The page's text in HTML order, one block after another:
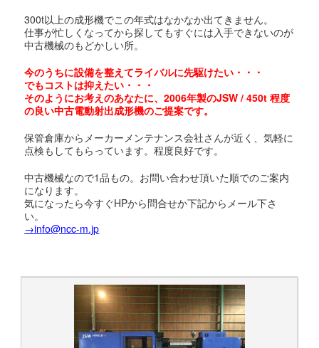
300t以上の成形機でこの年式はなかなか出てきません。
仕事が忙しくなってから探してもすぐには入手できないのが
中古機械のもどかしい所。
今のうちに設備を整えてライバルに先駆けたい・・・
でもコストは抑えたい・・・
そのようにお考えのあなたに、2006年製のJSW / 450t 程度
の良い中古電動射出成形機のご提案です。
保管倉庫からメーカーメンテナンス会社さんが近く、気軽に
点検もしてもらっています。程度良好です。
中古機械なので1品もの。お問い合わせ頂いた順でのご案内
になります。
気になったら今すぐHPから問合せか下記からメール下さ
い。
→info@ncc-m.jp